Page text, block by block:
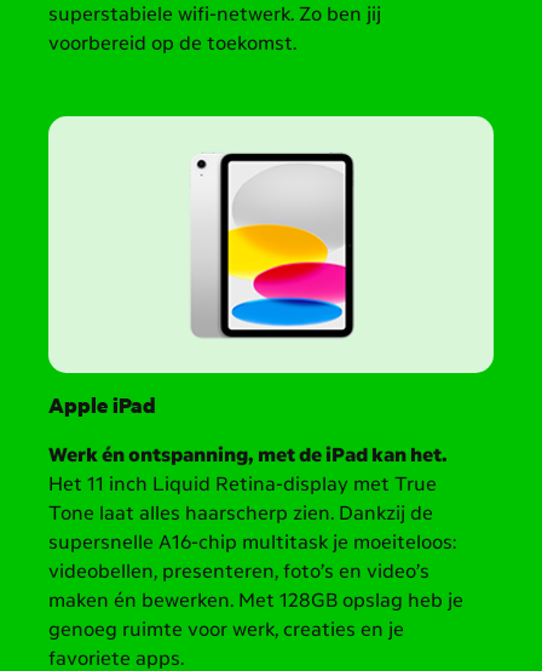
superstabiele wifi-netwerk. Zo ben jij
voorbereid op de toekomst.
Apple iPad
Werk én ontspanning, met de iPad kan het.
Het 11 inch Liquid Retina-display met True
Tone laat alles haarscherp zien. Dankzij de
supersnelle A16-chip multitask je moeiteloos:
videobellen, presenteren, foto’s en video’s
maken én bewerken. Met 128GB opslag heb je
genoeg ruimte voor werk, creaties en je
favoriete apps.